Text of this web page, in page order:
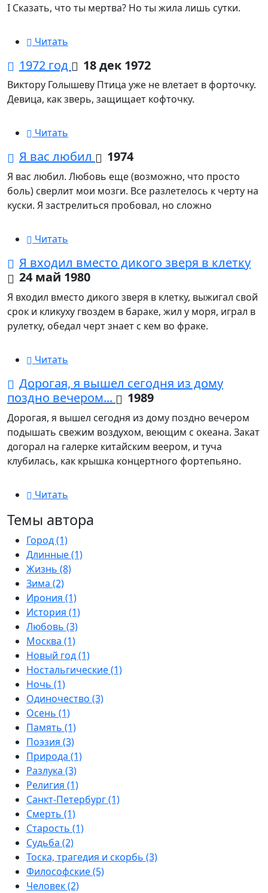
I Сказать, что ты мертва? Но ты жила лишь сутки.
Читать
1972 год 18 дек 1972
Виктору Голышеву Птица уже не влетает в форточку.
Девица, как зверь, защищает кофточку.
Читать
Я вас любил 1974
Я вас любил. Любовь еще (возможно, что просто
боль) сверлит мои мозги. Все разлетелось к черту на
куски. Я застрелиться пробовал, но сложно
Читать
Я входил вместо дикого зверя в клетку
24 май 1980
Я входил вместо дикого зверя в клетку, выжигал свой
срок и кликуху гвоздем в бараке, жил у моря, играл в
рулетку, обедал черт знает с кем во фраке.
Читать
Дорогая, я вышел сегодня из дому
поздно вечером...
1989
Дорогая, я вышел сегодня из дому поздно вечером
подышать свежим воздухом, веющим с океана. Закат
догорал на галерке китайским веером, и туча
клубилась, как крышка концертного фортепьяно.
Читать
Темы автора
Город (1)
Длинные (1)
Жизнь (8)
Зима (2)
Ирония (1)
История (1)
Любовь (3)
Москва (1)
Новый год (1)
Ностальгические (1)
Ночь (1)
Одиночество (3)
Осень (1)
Память (1)
Поэзия (3)
Природа (1)
Разлука (3)
Религия (1)
Санкт-Петербург (1)
Смерть (1)
Старость (1)
Судьба (2)
Тоска, трагедия и скорбь (3)
Философские (5)
Человек (2)